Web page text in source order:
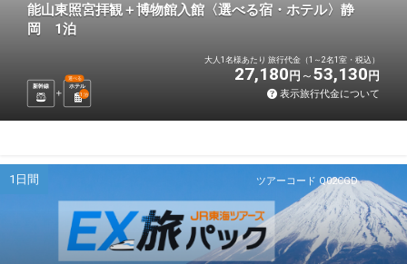
能山東照宮拝観＋博物館入館〈選べる宿・ホテル〉静
岡 1泊
新幹線 ホテル
選べる
1 泊
大人1名様あたり 旅行代金（1～2名1室・税込）
27,180 円 53,130 円
表示旅行代金について
ツアーコード Q02CGD
1日間